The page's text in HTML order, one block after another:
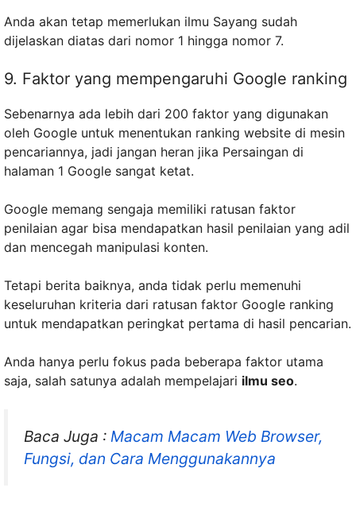
Anda akan tetap memerlukan ilmu Sayang sudah
dijelaskan diatas dari nomor 1 hingga nomor 7.
9. Faktor yang mempengaruhi Google ranking
Sebenarnya ada lebih dari 200 faktor yang digunakan
oleh Google untuk menentukan ranking website di mesin
pencariannya, jadi jangan heran jika Persaingan di
halaman 1 Google sangat ketat.
Google memang sengaja memiliki ratusan faktor
penilaian agar bisa mendapatkan hasil penilaian yang adil
dan mencegah manipulasi konten.
Tetapi berita baiknya, anda tidak perlu memenuhi
keseluruhan kriteria dari ratusan faktor Google ranking
untuk mendapatkan peringkat pertama di hasil pencarian.
Anda hanya perlu fokus pada beberapa faktor utama
saja, salah satunya adalah mempelajari ilmu seo.
Baca Juga : Macam Macam Web Browser,
Fungsi, dan Cara Menggunakannya